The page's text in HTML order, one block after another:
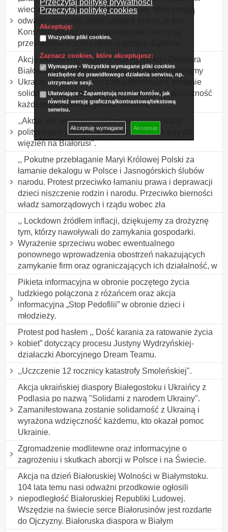
Przeczytaj politykę prywatności
Przeczytaj politykę cookies
Akceptuję:
Wszystkie pliki cookies.
Zaznacz cookies, które akceptujesz:
Wymagane - Wszystkie wymagane pliki cookies
niezbędne do prawidłowego działania serwisu, np.
utrzymanie sesji.
Ułatwiające - Zapamiętują rozmiar fontów, jak
również wersję graficzną/kontrastową/tekstową
serwisu.
Akceptuję wymagane Akceptuję
wiec wsparcia niezawisłych sędziów, którzy mają
odwagę stosować obowiązujące prawo, w tym
Konstytucję oraz prawo europejskie, za co są
prześladowani przez obóz rządzący. Żądanie
Akcja ukraińskiej diaspory Białegostoku i Diaspora
Białoruska w Białegostoku pod nazwą «Wspieramy
Ukrainę» Podczas akcji zamanifestowana zostanie
solidarność z Ukrainą, a także wyrażona wdzięczność
każdemu, kto okazał pomoc Ukrainie
,,Akcja jest wyrazem solidarności z więźniami
politycznymi i potrzebą dopuszczenia lekarzy do
więzień na Białorusi".
,, Pokutne przebłaganie Maryi Królowej Polski za
łamanie dekalogu w Polsce i Jasnogórskich ślubów
narodu. Protest przeciwko łamaniu prawa i deprawacji
dzieci niszczenie rodzin i narodu. Przeciwko bierności
władz samorządowych i rządu wobec zła
,, Lockdown źródłem inflacji, dziękujemy za drożyznę
tym, którzy nawoływali do zamykania gospodarki.
Wyrażenie sprzeciwu wobec ewentualnego
ponownego wprowadzenia obostrzeń nakazujących
zamykanie firm oraz ograniczających ich działalność, w
Pikieta informacyjna w obronie poczętego życia
ludzkiego połączona z różańcem oraz akcja
informacyjna „Stop Pedofilii” w obronie dzieci i
młodzieży.
Protest pod hasłem ,, Dość karania za ratowanie życia
kobiet” dotyczący procesu Justyny Wydrzyńskiej-
działaczki Aborcyjnego Dream Teamu.
,,Uczczenie 12 rocznicy katastrofy Smoleńskiej".
Akcja ukraińskiej diaspory Białegostoku i Ukraińcy z
Podlasia po nazwą "Solidarni z narodem Ukrainy".
Zamanifestowana zostanie solidarność z Ukrainą i
wyrażona wdzięczność każdemu, kto okazał pomoc
Ukrainie.
Zgromadzenie modlitewne oraz informacyjne o
zagrożeniu i skutkach aborcji w Polsce i na Świecie.
Akcja na dzień Białoruskiej Wolności w Białymstoku.
104 lata temu nasi odważni przodkowie ogłosili
niepodległość Białoruskiej Republiki Ludowej.
Wszędzie na świecie serce Białorusinów jest rozdarte
do Ojczyzny. Białoruska diaspora w Białym